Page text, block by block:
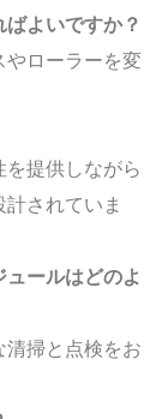
よいですか？
やローラーを変
提供しながら
されていま
ールはどのよ
掃と点検をお